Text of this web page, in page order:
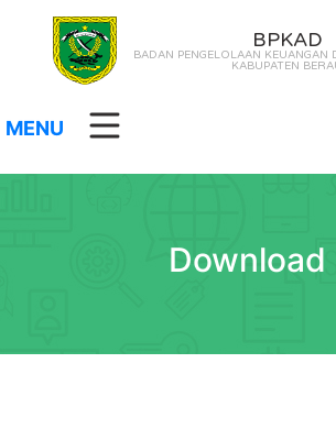
BPKAD
BADAN PENGELOLAAN KEUANGAN
KABUPATEN
MENU
Download